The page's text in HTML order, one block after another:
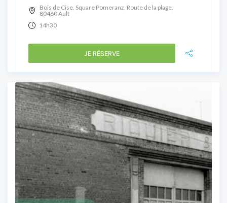
Bois de Cise, Square Pomeranz, Route de la plage,
80460 Ault
14h30
JE RÉSERVE